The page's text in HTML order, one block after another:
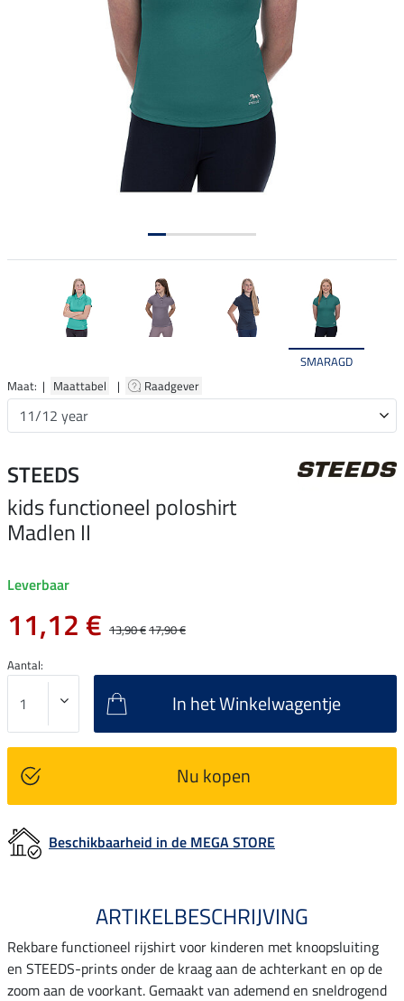
SMARAGD
Maat: | Maattabel | Raadgever
STEEDS
kids functioneel poloshirt
Madlen II
Leverbaar
11,12 € 13,90 €17,90 €
Aantal:
In het Winkelwagentje
Nu kopen
Beschikbaarheid in de MEGA STORE
ARTIKELBESCHRIJVING
Rekbare functioneel rijshirt voor kinderen met knoopsluiting
en STEEDS-prints onder de kraag aan de achterkant en op de
zoom aan de voorkant. Gemaakt van ademend en sneldrogend